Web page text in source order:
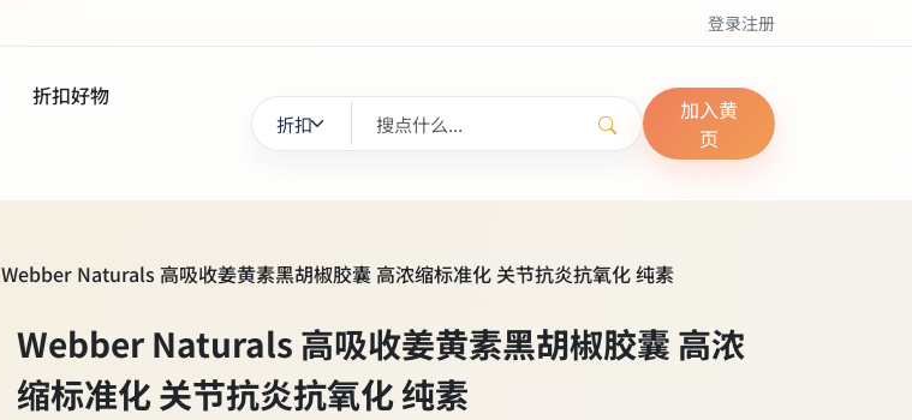
登录注册
折扣好物
加入黄
页
Webber Naturals 高吸收姜黄素黑胡椒胶囊 高浓缩标准化 关节抗炎抗氧化 纯素
Webber Naturals 高吸收姜黄素黑胡椒胶囊 高浓
缩标准化 关节抗炎抗氧化 纯素